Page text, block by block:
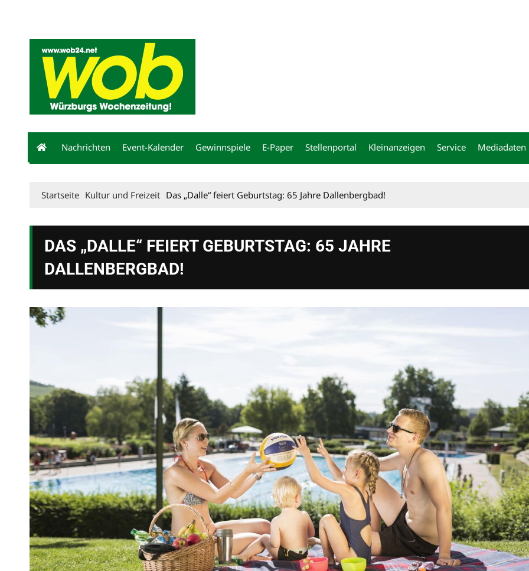
Nachrichten Event-Kalender Gewinnspiele E-Paper Stellenportal Kleinanzeigen Service Mediadaten
Startseite Kultur und Freizeit Das „Dalle“ feiert Geburtstag: 65 Jahre Dallenbergbad!
DAS „DALLE“ FEIERT GEBURTSTAG: 65 JAHRE
DALLENBERGBAD!